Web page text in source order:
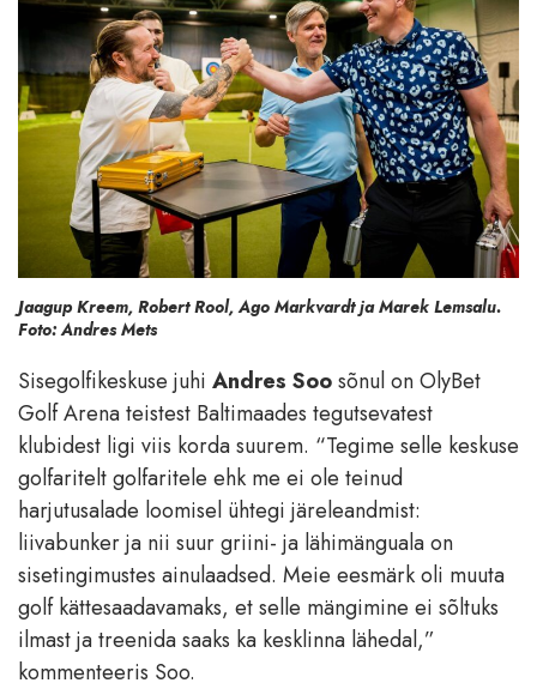
Jaagup Kreem, Robert Rool, Ago Markvardt ja Marek Lemsalu.
Foto: Andres Mets
Sisegolfikeskuse juhi Andres Soosõnul on OlyBet
Golf Arena teistest Baltimaades tegutsevatest
klubidest ligi viis korda suurem. “Tegime selle keskuse
golfaritelt golfaritele ehk me ei ole teinud
harjutusalade loomisel ühtegi järeleandmist:
liivabunker ja nii suur griini- ja lähimänguala on
sisetingimustes ainulaadsed. Meie eesmärk oli muuta
golf kättesaadavamaks, et selle mängimine ei sõltuks
ilmast ja treenida saaks ka kesklinna lähedal,”
kommenteeris Soo.